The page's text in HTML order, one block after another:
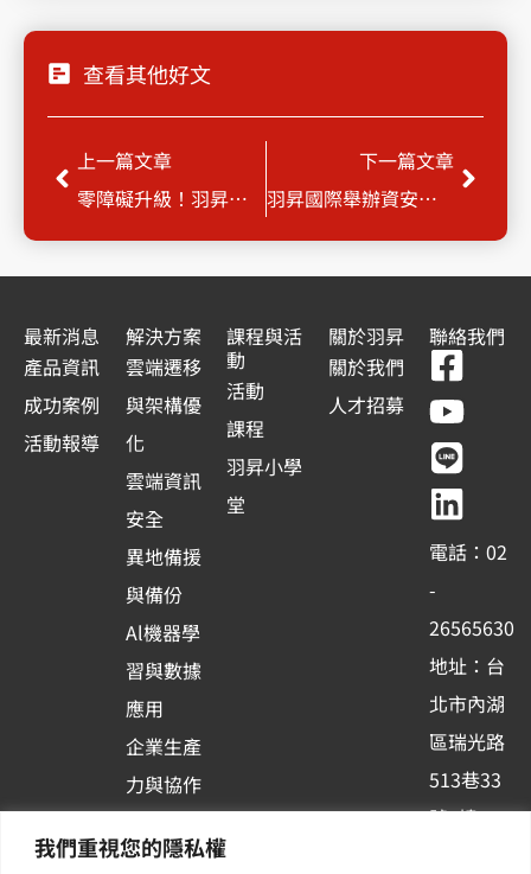
我們重視您的隱私權
查看其他好文
上一頁
上一篇文章
零障礙升級！羽昇好禮享方案
下一篇文章
羽昇國際舉辦資安主管講堂，聚焦資安長的挑戰及資安轉型做法
下一
最新消息
產品資訊
成功案例
活動報導
解決方案
雲端遷移
與架構優
化
雲端資訊
安全
異地備援
與備份
Al機器學
習與數據
應用
企業生產
力與協作
台應用
課程與活
動
活動
課程
羽昇小學
堂
關於羽昇
關於我們
人才招募
聯絡我們
F
a
c
e
b
o
o
k
-
s
q
u
a
r
Y
o
u
t
u
b
e
L
i
n
e
L
i
n
k
e
d
i
n
電話：02
-
26565630
地址：台
北市內湖
區瑞光路
513巷33
號6樓